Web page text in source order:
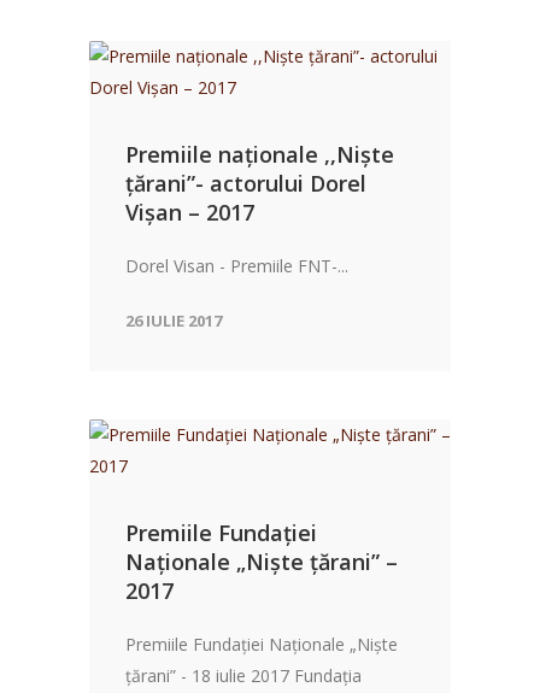
Premiile naționale ,,Niște
țărani”- actorului Dorel
Vișan – 2017
Dorel Visan - Premiile FNT-...
26 IULIE 2017
Premiile Fundației
Naționale „Niște țărani” –
2017
Premiile Fundației Naționale „Niște
țărani” - 18 iulie 2017 Fundația